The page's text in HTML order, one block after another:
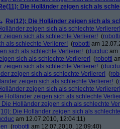
Die Holländer zeigen sich als
Re(12): Die Holländer zeigen sich als
zeigen sich als schlechte Verlierer!
zeigen sich als schlechte Verlierer! (robotti
als schlechte Verlierer! (robotti am
sich als schlechte Verlierer! (ducduc am
sich als schlechte Verlierer! (robotti
zeigen sich als schlechte Verlierer! (
zeigen sich als schlechte Verlierer! (
zeigen sich als schlechte Verlierer! (
zeigen sich als schlechte Verlierer!
Holländer zeigen sich als schlechte
Die Holländer zeigen sich als schlechte
Die Holländer zeigen sich als
am 12.07.2010, 12:04:11)
(robotti am 12.07.2010, 12:09:40)